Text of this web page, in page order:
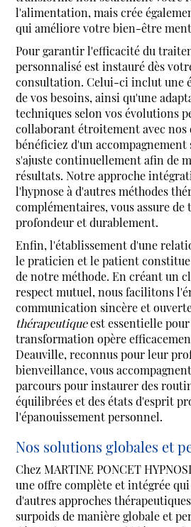
l'alimentation, mais crée
qui améliore votre bien-être
Pour garantir l'efficacité du
personnalisé est instauré dès
consultation. Celui-ci inclut une
de vos besoins, ainsi qu'une
techniques selon vos évolutions
collaborant étroitement avec nos
bénéficiez d'un accompagnement
s'ajuste continuellement afin de
résultats. Notre approche
l'hypnose à d'autres méthodes
complémentaires, vous assure
profondeur et durablement.
Enfin, l'établissement d'une
le praticien et le patient
de notre méthode. En créant un
respect mutuel, nous facilitons
communication sincère et
thérapeutiqueest essentielle pour
transformation opère
Deauville, reconnus pour leur
bienveillance, vous
parcours pour instaurer des
équilibrées et des états d'esprit
l'épanouissement personnel.
Nos solutions globales et
Chez MARTINE PONCET
une offre complète et intégrée
d'autres approches
surpoids de manière globale et